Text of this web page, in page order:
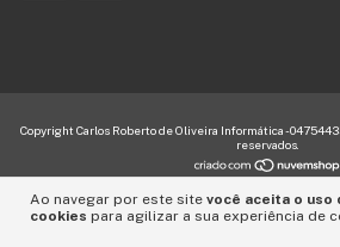
Ao navegar por este site você aceita o uso
cookies para agilizar a sua experiência de
Copyright Carlos Roberto de Oliveira Informática -
reservados.